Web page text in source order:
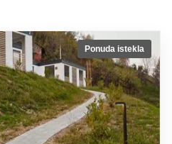
Ponuda istekla